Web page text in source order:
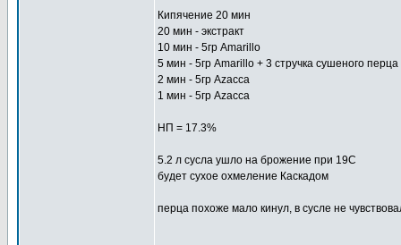
Кипячение 20 мин
20 мин - экстракт
10 мин - 5гр Amarillo
5 мин - 5гр Amarillo + 3 стручка сушеного перца
2 мин - 5гр Azacca
1 мин - 5гр Azacca
НП = 17.3%
5.2 л сусла ушло на брожение при 19С
будет сухое охмеление Каскадом
перца похоже мало кинул, в сусле не